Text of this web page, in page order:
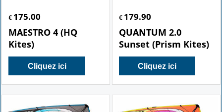
€ 175.00
MAESTRO 4 (HQ
Kites)
Cliquez ici
€ 179.90
QUANTUM 2.0
Sunset (Prism Kites)
Cliquez ici